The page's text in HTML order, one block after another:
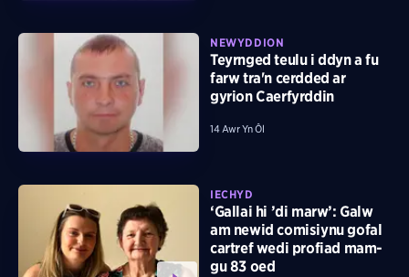
NEWYDDION
Teyrnged teulu i ddyn a fu
farw tra'n cerdded ar
gyrion Caerfyrddin
14 Awr Yn Ôl
IECHYD
‘Gallai hi ’di marw’: Galw
am newid comisiynu gofal
cartref wedi profiad mam-
gu 83 oed